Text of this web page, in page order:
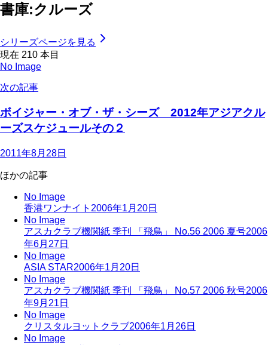
書庫:クルーズ
シリーズページを見る
現在 210 本目
No Image
次の記事
ボイジャー・オブ・ザ・シーズ 2012年アジアクル
ーズスケジュールその２
2011年8月28日
ほかの記事
No Image
香港ワンナイト 2006年1月20日
No Image
アスカクラブ機関紙 季刊 「飛鳥」 No.56 2006 夏号2006
年6月27日
No Image
ASIA STAR2006年1月20日
No Image
アスカクラブ機関紙 季刊 「飛鳥」 No.57 2006 秋号2006
年9月21日
No Image
クリスタルヨットクラブ2006年1月26日
No Image